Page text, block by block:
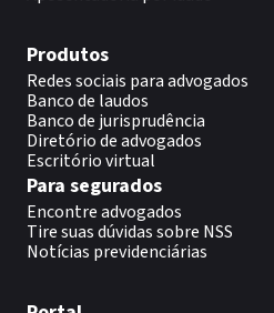
Produtos
Redes sociais para advogados
Banco de laudos
Banco de jurisprudência
Diretório de advogados
Escritório virtual
Para segurados
Encontre advogados
Tire suas dúvidas sobre NSS
Notícias previdenciárias